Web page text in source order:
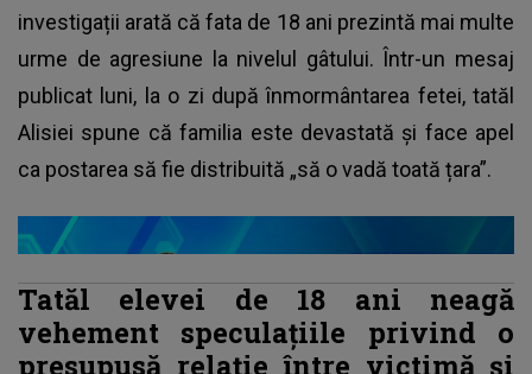
investigații arată că fata de 18 ani prezintă mai multe
urme de agresiune la nivelul gâtului. Într-un mesaj
publicat luni, la o zi după înmormântarea fetei, tatăl
Alisiei spune că familia este devastată și face apel
ca postarea să fie distribuită „să o vadă toată țara”.
Tatăl elevei de 18 ani neagă
vehement speculațiile privind o
presupusă relație între victimă și